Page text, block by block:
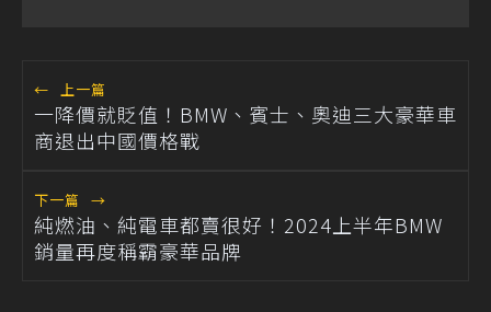
← 上一篇
一降價就貶值！BMW、賓士、奧迪三大豪華車
商退出中國價格戰
下一篇 →
純燃油、純電車都賣很好！2024上半年BMW
銷量再度稱霸豪華品牌